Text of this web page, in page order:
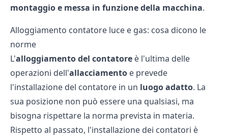
montaggio e messa in funzione della macchina.
Alloggiamento contatore luce e gas: cosa dicono le
norme
L'alloggiamento del contatore è l'ultima delle
operazioni dell'allacciamento e prevede
l'installazione del contatore in un luogo adatto. La
sua posizione non può essere una qualsiasi, ma
bisogna rispettare la norma prevista in materia.
Rispetto al passato, l'installazione dei contatori è